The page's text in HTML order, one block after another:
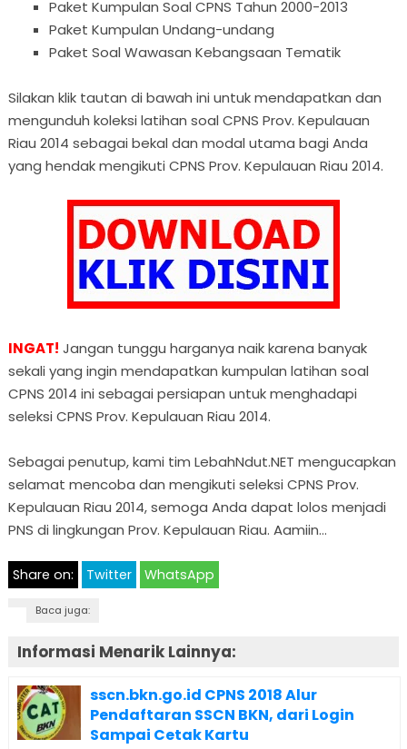
Paket Kumpulan Soal CPNS Tahun 2000-2013
Paket Kumpulan Undang-undang
Paket Soal Wawasan Kebangsaan Tematik
Silakan klik tautan di bawah ini untuk mendapatkan dan
mengunduh koleksi latihan soal CPNS Prov. Kepulauan
Riau 2014 sebagai bekal dan modal utama bagi Anda
yang hendak mengikuti CPNS Prov. Kepulauan Riau 2014.
INGAT! Jangan tunggu harganya naik karena banyak
sekali yang ingin mendapatkan kumpulan latihan soal
CPNS 2014 ini sebagai persiapan untuk menghadapi
seleksi CPNS Prov. Kepulauan Riau 2014.
Sebagai penutup, kami tim LebahNdut.NET mengucapkan
selamat mencoba dan mengikuti seleksi CPNS Prov.
Kepulauan Riau 2014, semoga Anda dapat lolos menjadi
PNS di lingkungan Prov. Kepulauan Riau. Aamiin…
Share on: Twitter WhatsApp
Baca juga:
Informasi Menarik Lainnya:
sscn.bkn.go.id CPNS 2018 Alur
Pendaftaran SSCN BKN, dari Login
Sampai Cetak Kartu